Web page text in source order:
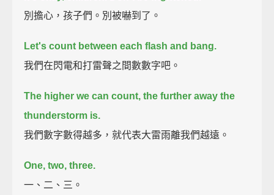
別擔心，孩子們。別被嚇到了。
Let's count between each flash and bang.
我們在閃電和打雷聲之間數數字吧。
The higher we can count, the further away the
thunderstorm is.
我們數字數得越多，就代表大雷雨離我們越遠。
One, two, three.
一、二、三。